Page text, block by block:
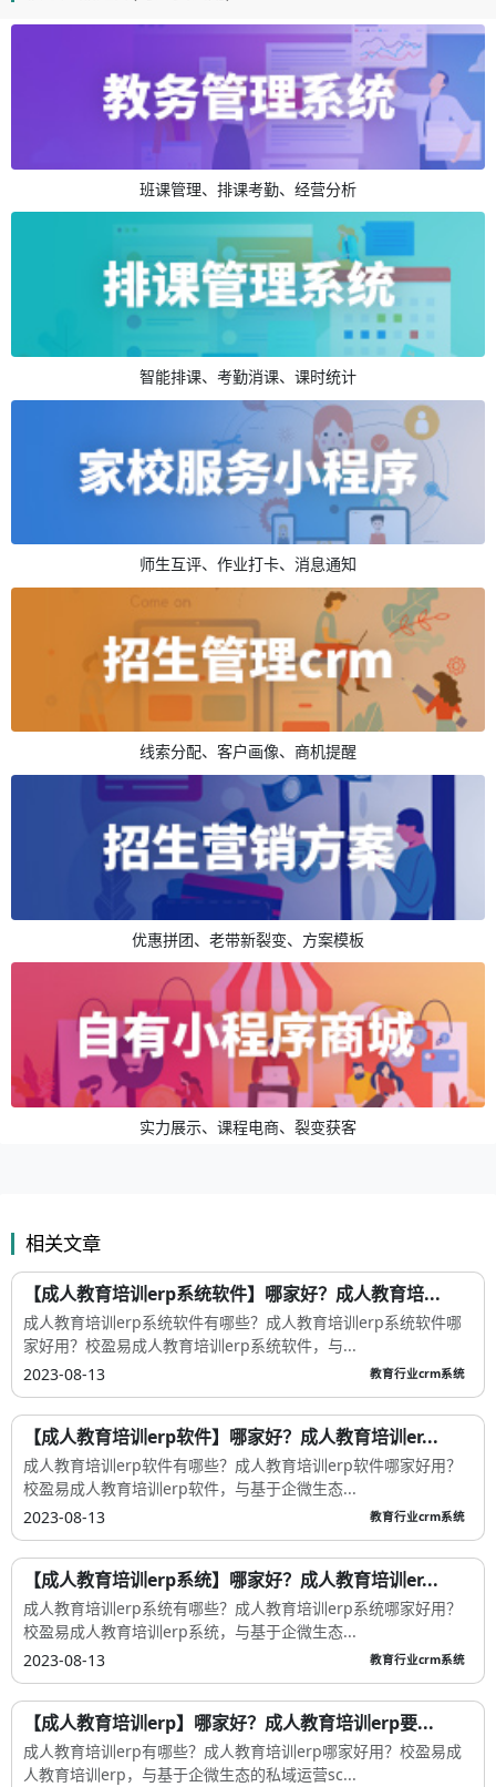
班课管理、排课考勤、经营分析
智能排课、考勤消课、课时统计
师生互评、作业打卡、消息通知
线索分配、客户画像、商机提醒
优惠拼团、老带新裂变、方案模板
实力展示、课程电商、裂变获客
相关文章
【成人教育培训erp系统软件】哪家好？成人教育培...
成人教育培训erp系统软件有哪些？成人教育培训erp系统软件哪
家好用？校盈易成人教育培训erp系统软件，与...
2023-08-13
教育行业crm系统
【成人教育培训erp软件】哪家好？成人教育培训er...
成人教育培训erp软件有哪些？成人教育培训erp软件哪家好用？
校盈易成人教育培训erp软件，与基于企微生态...
2023-08-13
教育行业crm系统
【成人教育培训erp系统】哪家好？成人教育培训er...
成人教育培训erp系统有哪些？成人教育培训erp系统哪家好用？
校盈易成人教育培训erp系统，与基于企微生态...
2023-08-13
教育行业crm系统
【成人教育培训erp】哪家好？成人教育培训erp要...
成人教育培训erp有哪些？成人教育培训erp哪家好用？校盈易成
人教育培训erp，与基于企微生态的私域运营sc...